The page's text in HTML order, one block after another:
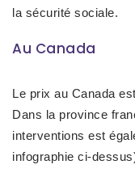
la sécurité sociale.
Au Canada
Le prix au Canada
Dans la province
interventions est
infographie ci-